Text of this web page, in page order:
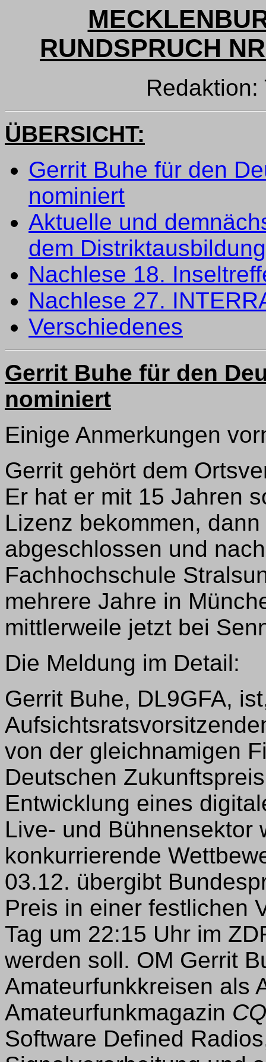
RUNDSPRUCH
Redaktion:
ÜBERSICHT:
Gerrit Buhe für den
nominiert
Aktuelle und
dem
Nachlese 18.
Nachlese 27.
Verschiedenes
Gerrit Buhe für den
nominiert
Einige Anmerkungen
Gerrit gehört dem
Er hat er mit 15 Jahren
Lizenz bekommen,
abgeschlossen und
Fachhochschule
mehrere Jahre in
mittlerweile jetzt bei
Die Meldung im Detail:
Gerrit Buhe, DL9GFA,
von der gleichnamigen
Deutschen
Entwicklung eines
Live- und Bühnensektor
konkurrierende
03.12. übergibt
Preis in einer festlichen
Tag um 22:15 Uhr im
werden soll. OM Gerrit
Amateurfunkkreisen als
Amateurfunkmagazin
Software Defined